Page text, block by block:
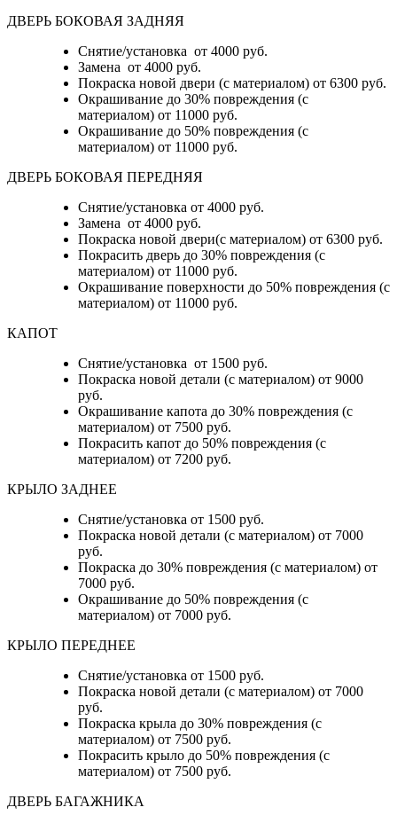
ДВЕРЬ БОКОВАЯ ЗАДНЯЯ
Снятие/установка от 4000 руб.
Замена от 4000 руб.
Покраска новой двери (с материалом) от 6300 руб.
Окрашивание до 30% повреждения (с
материалом) от 11000 руб.
Окрашивание до 50% повреждения (с
материалом) от 11000 руб.
ДВЕРЬ БОКОВАЯ ПЕРЕДНЯЯ
Снятие/установка от 4000 руб.
Замена от 4000 руб.
Покраска новой двери(с материалом) от 6300 руб.
Покрасить дверь до 30% повреждения (с
материалом) от 11000 руб.
Окрашивание поверхности до 50% повреждения (с
материалом) от 11000 руб.
КАПОТ
Снятие/установка от 1500 руб.
Покраска новой детали (с материалом) от 9000
руб.
Окрашивание капота до 30% повреждения (с
материалом) от 7500 руб.
Покрасить капот до 50% повреждения (с
материалом) от 7200 руб.
КРЫЛО ЗАДНЕЕ
Снятие/установка от 1500 руб.
Покраска новой детали (с материалом) от 7000
руб.
Покраска до 30% повреждения (с материалом) от
7000 руб.
Окрашивание до 50% повреждения (с
материалом) от 7000 руб.
КРЫЛО ПЕРЕДНЕЕ
Снятие/установка от 1500 руб.
Покраска новой детали (с материалом) от 7000
руб.
Покраска крыла до 30% повреждения (с
материалом) от 7500 руб.
Покрасить крыло до 50% повреждения (с
материалом) от 7500 руб.
ДВЕРЬ БАГАЖНИКА